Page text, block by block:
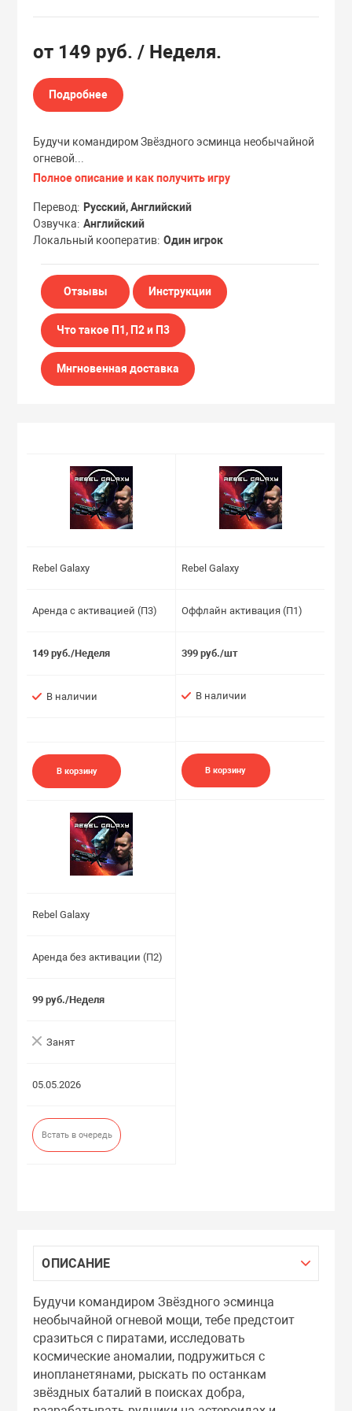
от 149 руб./ Неделя.
Подробнее
Будучи командиром Звёздного эсминца необычайной
огневой...
Полное описание и как получить игру
Перевод
Русский, Английский
Озвучка Английский
Локальный кооператив Один игрок
Отзывы Инструкции
Что такое П1, П2 и П3
Мнгновенная доставка
Rebel Galaxy
Аренда с активацией (П3)
149 руб./Неделя
В наличии
В корзину
Rebel Galaxy
Оффлайн активация (П1)
399 руб./шт
В наличии
В корзину
Rebel Galaxy
Аренда без активации (П2)
99 руб./Неделя
Занят
05.05.2026
Встать в очередь
ОПИСАНИЕ
Будучи командиром Звёздного эсминца
необычайной огневой мощи, тебе предстоит
сразиться с пиратами, исследовать
космические аномалии, подружиться с
инопланетянами, рыскать по останкам
звёздных баталий в поисках добра,